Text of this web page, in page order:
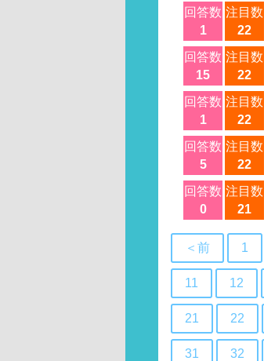
回答数
1
注目数
22
回答数
15
注目数
22
回答数
1
注目数
22
回答数
5
注目数
22
回答数
0
注目数
21
＜前 1
11 12
21 22
31 32